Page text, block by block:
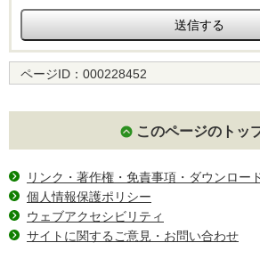
ページID： 000228452
このページのトッ
リンク・著作権・免責事項・ダウンロー
個人情報保護ポリシー
ウェブアクセシビリティ
サイトに関するご意見・お問い合わせ